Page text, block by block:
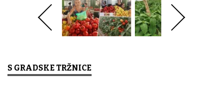
S GRADSKE TRŽNICE